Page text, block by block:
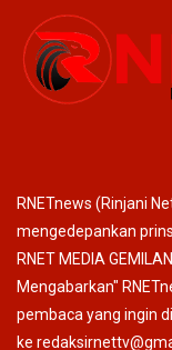
RNETnews (Rinjani
mengedepankan
RNET MEDIA
Mengabarkan"
pembaca yang ingin
ke